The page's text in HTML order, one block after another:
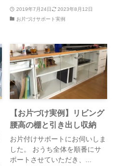
2019年7月24日
2023年8月12日
お片づけサポート実例
【お片づけ実例】リビング
腰高の棚と引き出し収納
お片付けサポートにお伺いしま
した。 おうち全体を順番にサ
ポートさせていただき、...